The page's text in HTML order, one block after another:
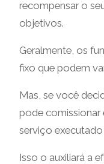
recompensar o
objetivos.
Geralmente, os
fixo que podem
Mas, se você
pode comissionar
serviço
Isso o auxiliará a